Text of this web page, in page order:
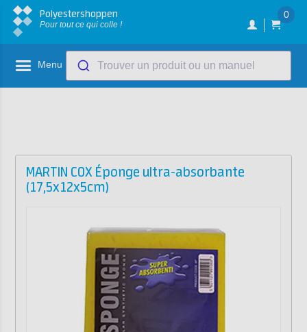
Polyestershoppen
Pour tout ce qui colle !
0
Menu Trouver un produit ou un manuel
MARTIN COX Éponge ultra-absorbante
(17,5x12x5cm)